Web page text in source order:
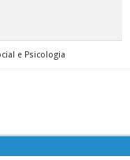
e Psicologia